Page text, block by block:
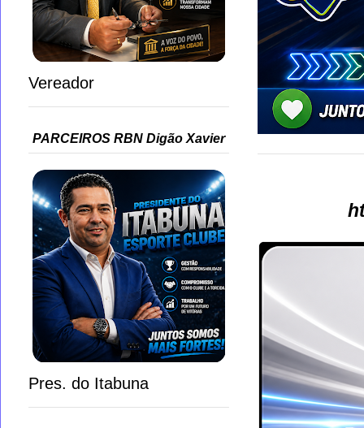
Vereador
PARCEIROS RBN Digão Xavier
Pres. do Itabuna